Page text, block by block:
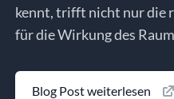
kennt, trifft nicht nur die
für die Wirkung des
Blog Post weiterlesen